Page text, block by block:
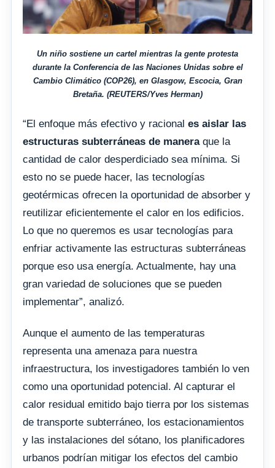
Un niño sostiene un cartel mientras la gente protesta
durante la Conferencia de las Naciones Unidas sobre el
Cambio Climático (COP26), en Glasgow, Escocia, Gran
Bretaña. (REUTERS/Yves Herman)
“El enfoque más efectivo y racional es aislar las
estructuras subterráneas de manera que la
cantidad de calor desperdiciado sea mínima. Si
esto no se puede hacer, las tecnologías
geotérmicas ofrecen la oportunidad de absorber y
reutilizar eficientemente el calor en los edificios.
Lo que no queremos es usar tecnologías para
enfriar activamente las estructuras subterráneas
porque eso usa energía. Actualmente, hay una
gran variedad de soluciones que se pueden
implementar”, analizó.
Aunque el aumento de las temperaturas
representa una amenaza para nuestra
infraestructura, los investigadores también lo ven
como una oportunidad potencial. Al capturar el
calor residual emitido bajo tierra por los sistemas
de transporte subterráneo, los estacionamientos
y las instalaciones del sótano, los planificadores
urbanos podrían mitigar los efectos del cambio